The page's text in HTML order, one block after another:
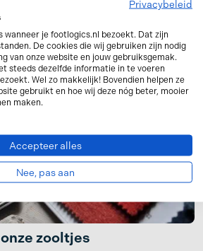
gloedjenieuwe uitvoeringen van de
Comfort Plus! We leggen je
zooltjes
Privacybeleid
wanneer je footlogics.nl bezoekt. Dat zijn
De cookies die wij gebruiken zijn nodig
van onze website en jouw gebruiksgemak.
steeds dezelfde informatie in te voeren
Wel zo makkelijk! Bovendien helpen ze
gebruikt en hoe wij deze nóg beter, mooier
maken.
Accepteer alles
Nee, pas aan